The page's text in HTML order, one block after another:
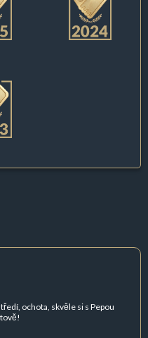
ochota, skvěle si s Pepou